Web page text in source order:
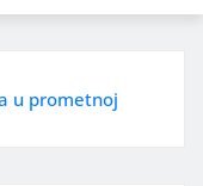
u prometnoj